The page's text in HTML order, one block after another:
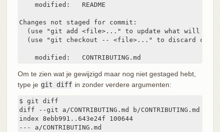
    modified:   README
Changes not staged for commit:
(use "git add <file>..." to update what will be
(use "git checkout -- <file>..." to discard
    modified:   CONTRIBUTING.md
Om te zien wat je gewijzigd maar nog niet gestaged hebt,
type je git diff in zonder verdere argumenten:
$ git diff
diff --git a/CONTRIBUTING.md b/CONTRIBUTING.md
index 8ebb991..643e24f 100644
--- a/CONTRIBUTING.md